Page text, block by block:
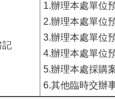
記
1.辦理本處單位
2.辦理本處單位
3.辦理本處單位
4.辦理本處單位
5.辦理本處採購
6.其他臨時交辦